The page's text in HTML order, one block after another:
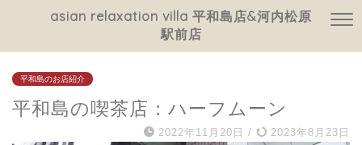
asian relaxation villa 平和島店&河内松原
駅前店
平和島のお店紹介
平和島の喫茶店：ハーフムーン
2022年11月20日 / 2023年8月23日